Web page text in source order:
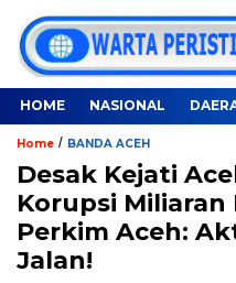
HOME NASIONAL
Home / BANDA ACEH
Desak Kejati
Korupsi Miliaran
Perkim Aceh:
Jalan!